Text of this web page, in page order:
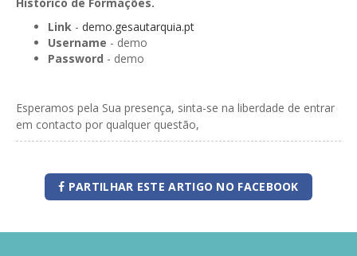
Link - demo.gesautarquia.pt
Username - demo
Password - demo
Esperamos pela Sua presença, sinta-se na liberdade de entrar
em contacto por qualquer questão,
PARTILHAR ESTE ARTIGO NO FACEBOOK